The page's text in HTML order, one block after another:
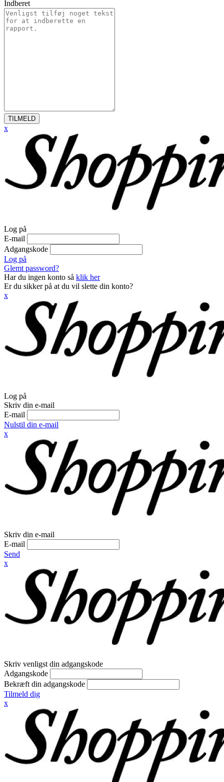
Indberet
TILMELD
x
Log på
E-mail
Adgangskode
Log på
Glemt password?
Har du ingen konto så klik her
Er du sikker på at du vil slette din konto?
x
Log på
Skriv din e-mail
E-mail
Nulstil din e-mail
x
Skriv din e-mail
E-mail
Send
x
Skriv venligst din adgangskode
Adgangskode
Bekræft din adgangskode
Tilmeld dig
x